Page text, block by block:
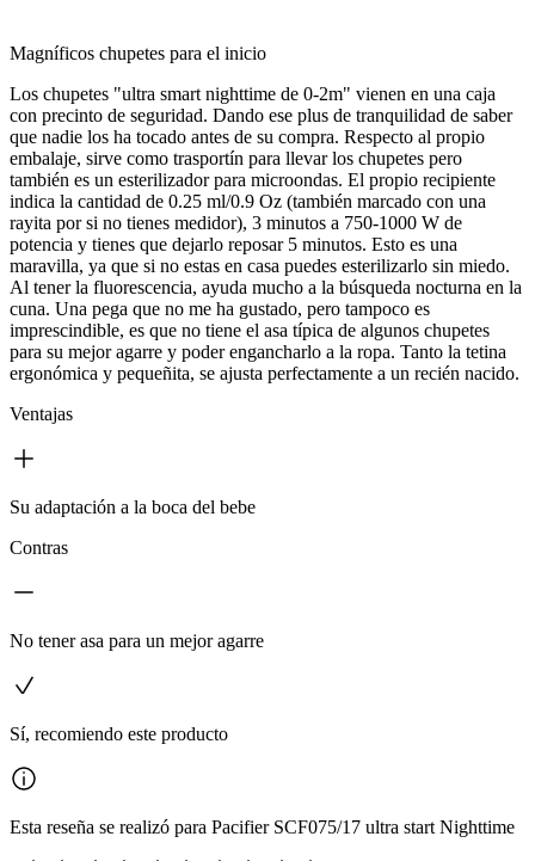
Magníficos chupetes para el inicio
Los chupetes "ultra smart nighttime de 0-2m" vienen en una caja
con precinto de seguridad. Dando ese plus de tranquilidad de saber
que nadie los ha tocado antes de su compra. Respecto al propio
embalaje, sirve como trasportín para llevar los chupetes pero
también es un esterilizador para microondas. El propio recipiente
indica la cantidad de 0.25 ml/0.9 Oz (también marcado con una
rayita por si no tienes medidor), 3 minutos a 750-1000 W de
potencia y tienes que dejarlo reposar 5 minutos. Esto es una
maravilla, ya que si no estas en casa puedes esterilizarlo sin miedo.
Al tener la fluorescencia, ayuda mucho a la búsqueda nocturna en la
cuna. Una pega que no me ha gustado, pero tampoco es
imprescindible, es que no tiene el asa típica de algunos chupetes
para su mejor agarre y poder engancharlo a la ropa. Tanto la tetina
ergonómica y pequeñita, se ajusta perfectamente a un recién nacido.
Ventajas
Su adaptación a la boca del bebe
Contras
No tener asa para un mejor agarre
Sí, recomiendo este producto
Esta reseña se realizó para Pacifier SCF075/17 ultra start Nighttime